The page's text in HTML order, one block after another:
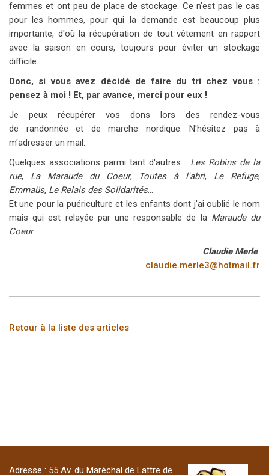
femmes et ont peu de place de stockage. Ce n'est pas le cas
pour les hommes, pour qui la demande est beaucoup plus
importante, d'où la récupération de tout vêtement en rapport
avec la saison en cours, toujours pour éviter un stockage
difficile.
Donc, si vous avez décidé de faire du tri chez vous :
pensez à moi ! Et, par avance, merci pour eux !
Je peux récupérer vos dons lors des rendez-vous
de randonnée et de marche nordique. N'hésitez pas à
m'adresser un mail.
Quelques associations parmi tant d'autres : Les Robins de la
rue, La Maraude du Coeur, Toutes à l'abri, Le Refuge,
Emmaüs, Le Relais des Solidarités...
Et une pour la puériculture et les enfants dont j'ai oublié le nom
mais qui est relayée par une responsable de la Maraude du
Coeur.
Claudie Merle
claudie.merle3@hotmail.fr
Retour à la liste des articles
Adresse : 55 Av. du Maréchal de Lattre de